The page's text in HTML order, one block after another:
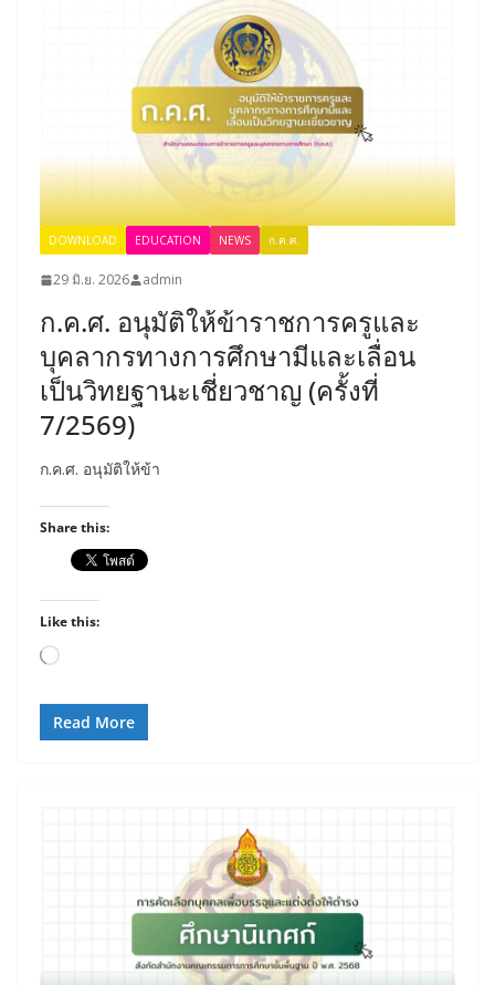
DOWNLOAD EDUCATION NEWS ก.ค.ศ.
29 มิ.ย. 2026 admin
ก.ค.ศ. อนุมัติให้ข้าราชการครูและ
บุคลากรทางการศึกษามีและเลื่อน
เป็นวิทยฐานะเชี่ยวชาญ (ครั้งที่
7/2569)
ก.ค.ศ. อนุมัติให้ข้า
Share this:
Like this:
Loading…
Read More